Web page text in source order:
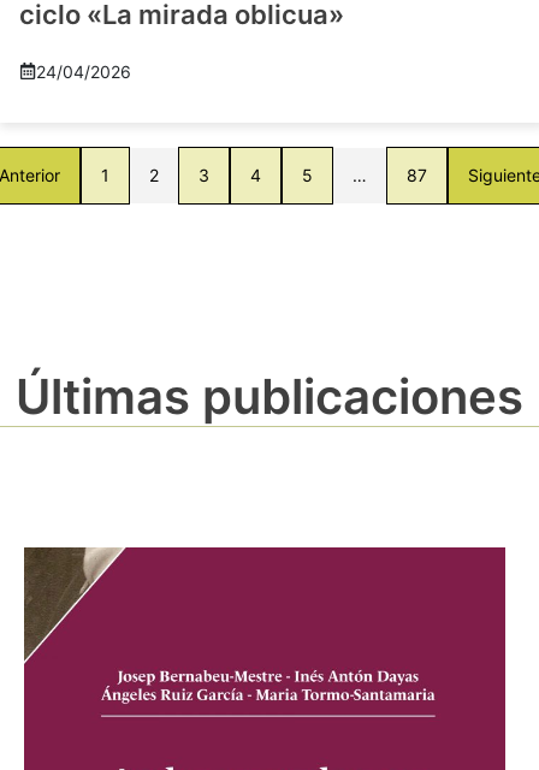
ciclo «La mirada oblicua»
24/04/2026
1 2 3 4 5 … 87
Últimas publicaciones